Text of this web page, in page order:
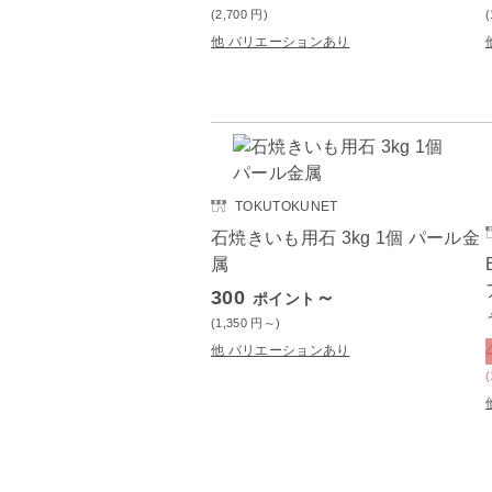
(2,700 円)
他 バリエーションあり
TOKUTOKUNET
石焼きいも用石 3kg 1個 パール金
属
300 ポイント ～
(1,350 円 ～)
他 バリエーションあり